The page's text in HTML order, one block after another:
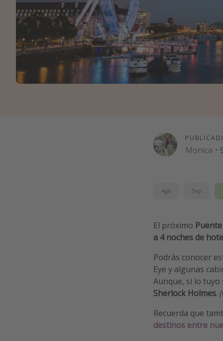
Monica ·
Ago Sep
El próximo
a 4 noches de
Podrás conocer
Eye y algunas
Aunque, si lo
Sherlock Holmes.
Recuerda que
destinos entre